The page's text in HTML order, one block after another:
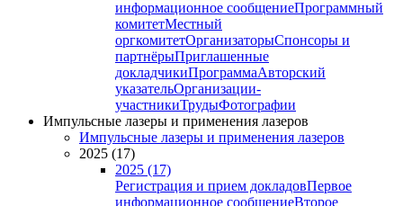
информационное сообщениеПрограммный
комитетМестный
оргкомитетОрганизаторыСпонсоры и
партнёрыПриглашенные
докладчикиПрограммаАвторский
указательОрганизации-
участникиТрудыФотографии
Импульсные лазеры и применения лазеров
Импульсные лазеры и применения лазеров
2025 (17)
2025 (17)
Регистрация и прием докладовПервое
информационное сообщениеВторое